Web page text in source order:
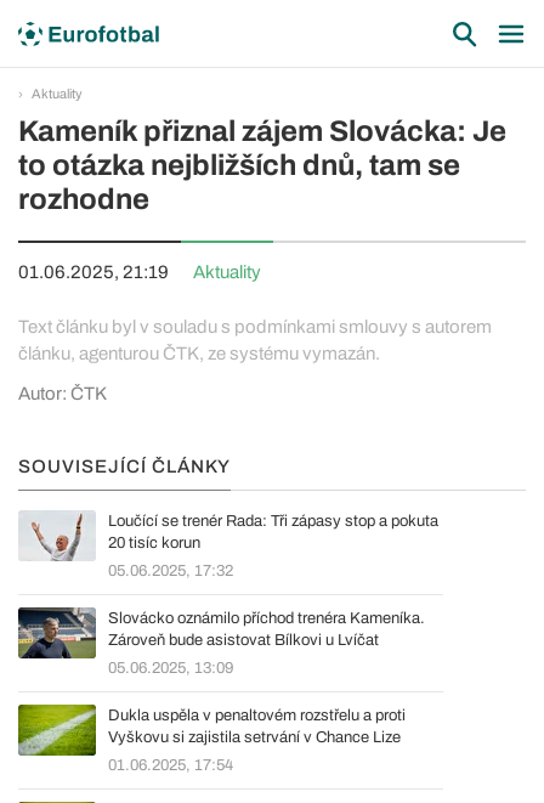
Aktuality
Kameník přiznal zájem Slovácka: Je
to otázka nejbližších dnů, tam se
rozhodne
01.06.2025, 21:19 Aktuality
Text článku byl v souladu s podmínkami smlouvy s autorem
článku, agenturou ČTK, ze systému vymazán.
Autor: ČTK
SOUVISEJÍCÍ ČLÁNKY
Loučící se trenér Rada: Tři zápasy stop a pokuta
20 tisíc korun
05.06.2025, 17:32
Slovácko oznámilo příchod trenéra Kameníka.
Zároveň bude asistovat Bílkovi u Lvíčat
05.06.2025, 13:09
Dukla uspěla v penaltovém rozstřelu a proti
Vyškovu si zajistila setrvání v Chance Lize
01.06.2025, 17:54